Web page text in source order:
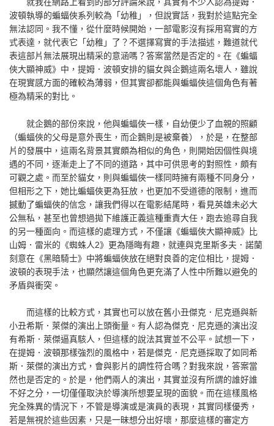
就我在網路上看到的部分評論來說，其實有不少人認為提姆．
波頓執導的蝙蝠俠系列較為「幼稚」，但說實話，我對於這點完全
無法認同。我不懂，從什麼時候開始，一部電影沒有採用寫實的方
式表達，就代表它「幼稚」了？不選擇寫實的手法描述，難道就代
表這部片無法展現出精采的意涵嗎？答案當然是否定的。在《蝙蝠
俠大顯神威》中，提姆．波頓安排的貓女與企鵝這兩名壞人，雖說
在現實感方面的確較為薄弱，但其實卻都能與蝙蝠俠這個角色有著
極為精采的對比。
就企鵝的部份來說，他與蝙蝠俠一樣，自幼便少了血親的照顧
（蝙蝠俠的父母是意外喪生，而企鵝則是被棄養），於是，在整部
片的發展中，這兩名背景其實頗為相似的角色，則開始因個性與境
遇的不同，逐漸走上了不同的道路，其中可供思考的對照性，頗有
可觀之處。而至於貓女，則與蝙蝠俠一樣同時擁有兩種不同身分，
但相形之下，她比蝙蝠俠更為狂放，也更加不受道德的限制，進而
撼動了蝙蝠俠的信念，讓我們得以在電影結尾時，看見英雄未必大
公無私，甚至也曾想過拋下維護正義這種重責大任，跑去追尋自我
的另一種面向。而這樣的處理方式，不僅讓《蝙蝠俠大顯神威》比
山姆．雷米的《蜘蛛人2》更為隱晦有趣，就連與克里斯多夫．諾蘭
刻意在《黑暗騎士》中將蝙蝠俠放在絕對良善的定位相比，提姆．
波頓的表現手法，也顯然讓這個角色更充滿了人性中所難以避免的
矛盾與衝突。
而這樣的比較方式，其實也可以放在舊小丑傑克．尼克遜與新
小丑希斯．萊傑的演出上頭衡量。有人認為傑克．尼克遜的演出沒
有希斯．萊傑逼真駭人，但這樣的說法其實並不公平。試想一下，
在提姆．波頓那樣強烈的風格中，若是傑克．尼克遜採取了如同希
斯．萊傑的演出方式，會與影片的調性符合嗎？對我來說，答案當
然也是否定的。於是，他們兩人的演出，其實並沒有所謂的誰好誰
不好之分，一切僅僅取決於導演所想要呈現的面貌。而在這樣風格
完全殊異的情況下，不管是導演或是演員的表現，其實同樣優秀，
若是無視於這些因素，只是一昧想分出好壞，那麼這樣的審定方